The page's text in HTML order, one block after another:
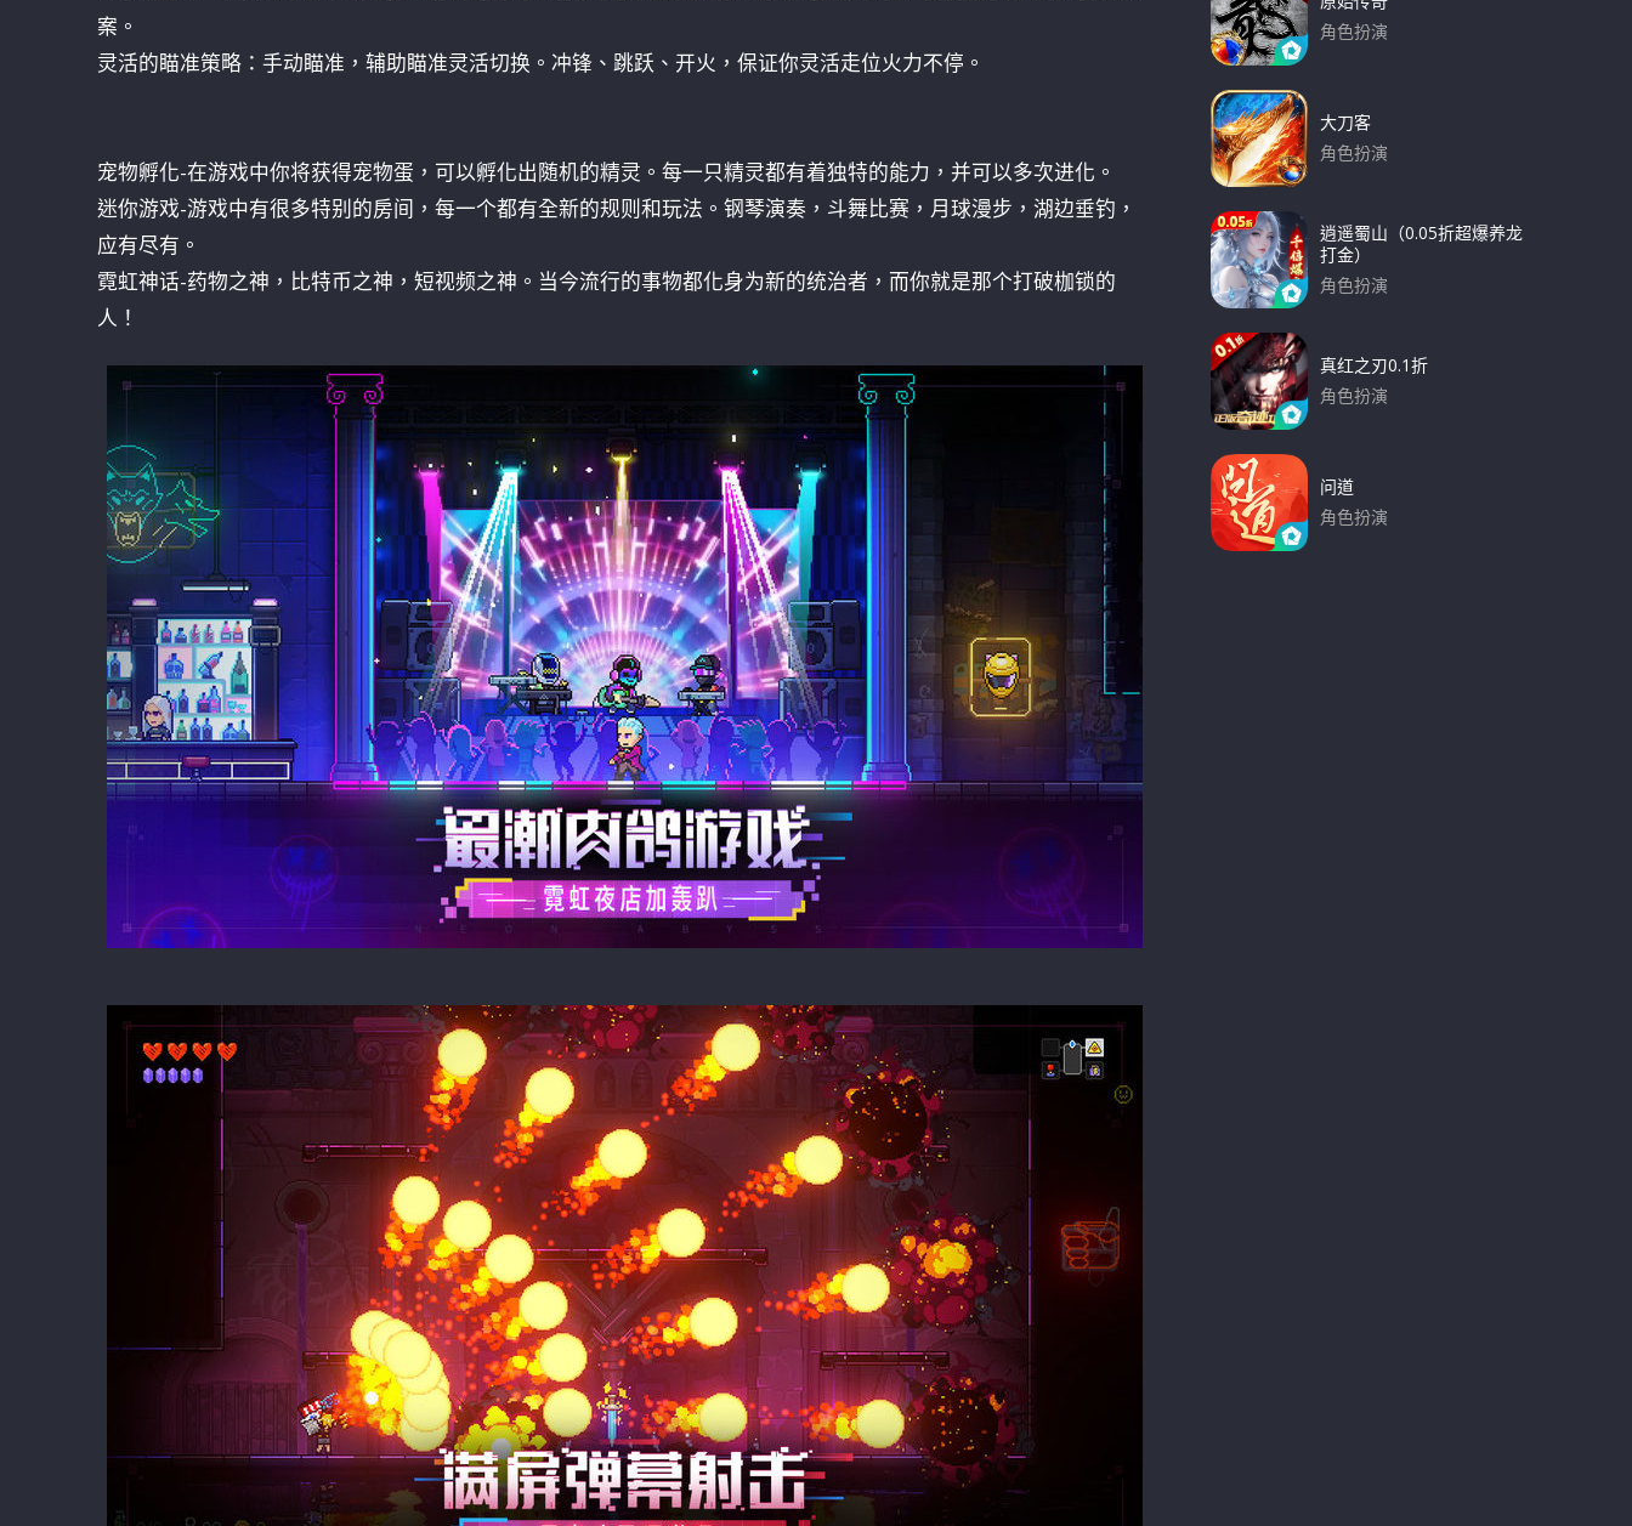
案。
灵活的瞄准策略：手动瞄准，辅助瞄准灵活切换。冲锋、跳跃、开火，保证你灵活走位火力不停。
宠物孵化-在游戏中你将获得宠物蛋，可以孵化出随机的精灵。每一只精灵都有着独特的能力，并可以多次进化。
迷你游戏-游戏中有很多特别的房间，每一个都有全新的规则和玩法。钢琴演奏，斗舞比赛，月球漫步，湖边垂钓，
应有尽有。
霓虹神话-药物之神，比特币之神，短视频之神。当今流行的事物都化身为新的统治者，而你就是那个打破枷锁的
人！
角色扮演
大刀客
角色扮演
逍遥蜀山（0.05折超爆养龙
打金）
角色扮演
真红之刃0.1折
角色扮演
问道
角色扮演